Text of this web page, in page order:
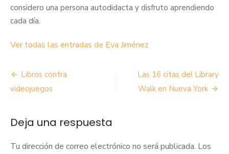
considero una persona autodidacta y disfruto aprendiendo
cada día.
Ver todas las entradas de Eva Jiménez
Navegación
de
Libros contra
videojuegos
Las 16 citas del Library
Walk en Nueva York
Deja una respuesta
Tu dirección de correo electrónico no será publicada. Los